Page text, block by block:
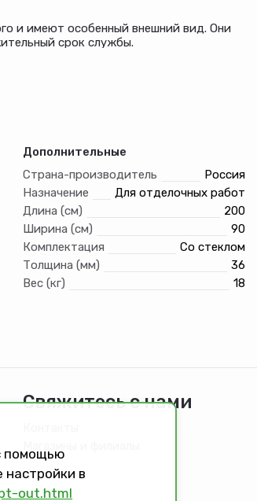
и имеют особенный внешний вид. Они
срок службы.
в чем уступают изделиям с
Дополнительные
Страна-производитель
Россия
Назначение
Для отделочных работ
Длина (см)
200
Ширина (см)
90
Комплектация
Со стеклом
Толщина (мм)
36
Вес (кг)
18
Свяжитесь с нами
помощью
в
out.html